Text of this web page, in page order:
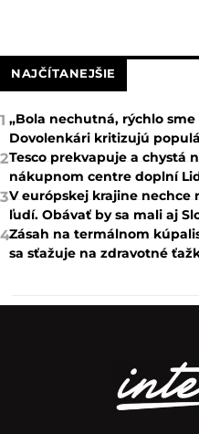
NAJČÍTANEJŠIE
1 „Bola nechutná, rýchlo
Dovolenkári kritizujú
2Tesco prekvapuje a chystá
nákupnom centre doplní
3V európskej krajine nechce
ľudí. Obávať by sa mali aj
4Zásah na termálnom
sa sťažuje na zdravotné